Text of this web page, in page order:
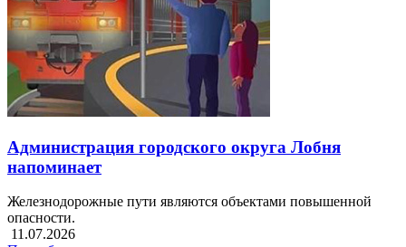
Администрация городского округа Лобня
напоминает
Железнодорожные пути являются объектами повышенной
опасности.
11.07.2026